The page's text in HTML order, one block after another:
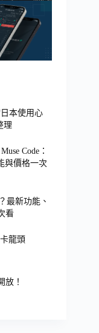
本使用心
理
Code：
與價格一次
最新功能、
看
龍頭
放！